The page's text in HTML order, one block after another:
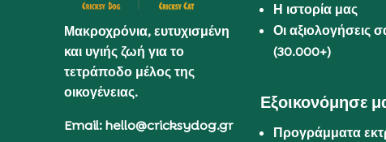
Μακροχρόνια, ευτυχισμένη
και υγιής ζωή για το
τετράποδο μέλος της
οικογένειας.
Email: hello@cricksydog.gr
Η ιστορία μας
Οι αξιολογήσεις
(30.000+)
Εξοικονόμησε
Προγράμματα